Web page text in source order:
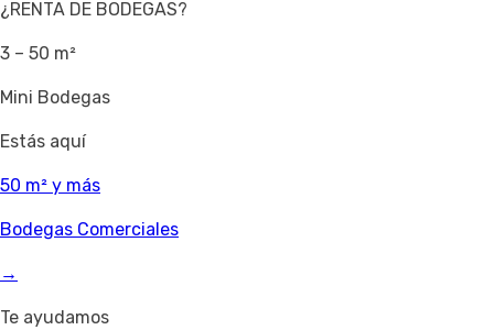
¿RENTA DE BODEGAS?
3 – 50 m²
Mini Bodegas
Estás aquí
50 m² y más
Bodegas Comerciales
→
Te ayudamos